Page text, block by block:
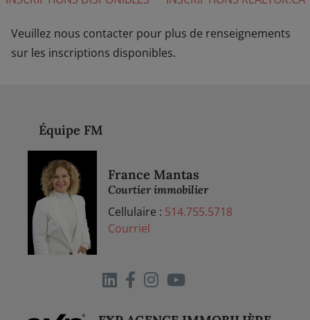
INSCRIPTIONS DISPONIBLES INSCRIPTIONS REALTOR.CA
Veuillez nous contacter pour plus de renseignements
sur les inscriptions disponibles.
Équipe FM
France Mantas
Cellulaire : 514.755.5718
Courriel